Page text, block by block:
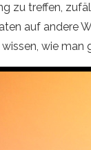
zu treffen,
auf andere
wie man